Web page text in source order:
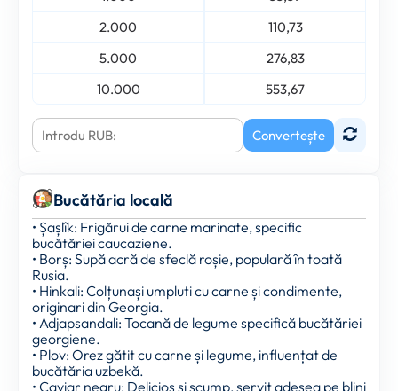
2.000
110,73
5.000
276,83
10.000
553,67
Convertește
Bucătăria locală
• Șașlîk: Frigărui de carne marinate, specific
bucătăriei caucaziene.
• Borș: Supă acră de sfeclă roșie, populară în toată
Rusia.
• Hinkali: Colțunași umpluti cu carne și condimente,
originari din Georgia.
• Adjapsandali: Tocană de legume specifică bucătăriei
georgiene.
• Plov: Orez gătit cu carne și legume, influențat de
bucătăria uzbekă.
• Caviar negru: Delicios și scump, servit adesea pe blini